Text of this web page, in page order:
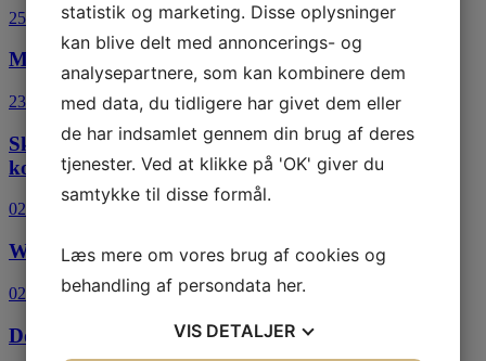
25. juni 2026
Mini e-bog: Ny Leder
23. juni 2026
Skatter og afgifter i regeringsgrundlaget – hen til
kommoden og tilbage igen
02. juni 2026
Webinar: Leverandører og indkøb
02. juni 2026
Download ny som Leder brochure
statistik og marketing. Disse oplysninger
kan blive delt med annoncerings- og
analysepartnere, som kan kombinere dem
med data, du tidligere har givet dem eller
de har indsamlet gennem din brug af deres
tjenester. Ved at klikke på 'OK' giver du
samtykke til disse formål.
Læs mere om vores brug af cookies og
behandling af persondata her.
VIS DETALJER